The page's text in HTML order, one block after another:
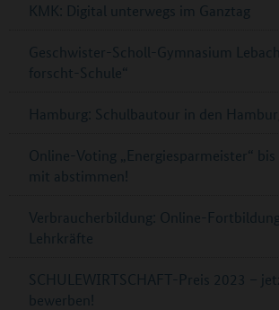
KMK: Digital unterwegs im Ganztag
Geschwister-Scholl-Gymnasium
forscht-Schule“
Hamburg: Schulbautour in den
Online-Voting „Energiesparmeister“
mit abstimmen!
Verbraucherbildung: Online-
Lehrkräfte
SCHULEWIRTSCHAFT-Preis 2023 –
bewerben!